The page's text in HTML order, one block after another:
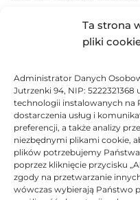
Ta strona
pliki
Administrator Danych
Jutrzenki 94, NIP:
technologii instalowanych na
dostarczenia usług i
preferencji, a także analizy
niezbędnymi plikami cookie,
plików potrzebujemy
poprzez kliknięcie przycisku
zgody na przetwarzanie
wówczas wybierają Państwo
Tusz HP oryginalny 976YC
Tusz HP Oryginalny 100% Nowy